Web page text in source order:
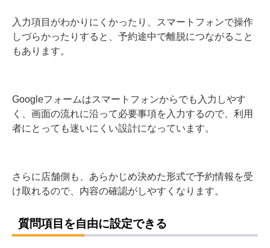
入力項目がわかりにくかったり、スマートフォンで操作
しづらかったりすると、予約途中で離脱につながること
もあります。
Googleフォームはスマートフォンからでも入力しやす
く、画面の流れに沿って必要事項を入力するので、利用
者にとっても迷いにくい設計になっています。
さらに店舗側も、あらかじめ決めた形式で予約情報を受
け取れるので、内容の確認がしやすくなります。
質問項目を自由に設定できる